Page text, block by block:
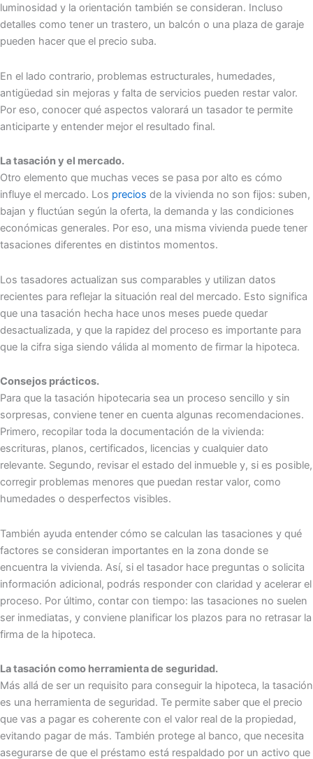
luminosidad y la orientación también se consideran. Incluso
detalles como tener un trastero, un balcón o una plaza de garaje
pueden hacer que el precio suba.
En el lado contrario, problemas estructurales, humedades,
antigüedad sin mejoras y falta de servicios pueden restar valor.
Por eso, conocer qué aspectos valorará un tasador te permite
anticiparte y entender mejor el resultado final.
La tasación y el mercado.
Otro elemento que muchas veces se pasa por alto es cómo
influye el mercado. Los precios de la vivienda no son fijos: suben,
bajan y fluctúan según la oferta, la demanda y las condiciones
económicas generales. Por eso, una misma vivienda puede tener
tasaciones diferentes en distintos momentos.
Los tasadores actualizan sus comparables y utilizan datos
recientes para reflejar la situación real del mercado. Esto significa
que una tasación hecha hace unos meses puede quedar
desactualizada, y que la rapidez del proceso es importante para
que la cifra siga siendo válida al momento de firmar la hipoteca.
Consejos prácticos.
Para que la tasación hipotecaria sea un proceso sencillo y sin
sorpresas, conviene tener en cuenta algunas recomendaciones.
Primero, recopilar toda la documentación de la vivienda:
escrituras, planos, certificados, licencias y cualquier dato
relevante. Segundo, revisar el estado del inmueble y, si es posible,
corregir problemas menores que puedan restar valor, como
humedades o desperfectos visibles.
También ayuda entender cómo se calculan las tasaciones y qué
factores se consideran importantes en la zona donde se
encuentra la vivienda. Así, si el tasador hace preguntas o solicita
información adicional, podrás responder con claridad y acelerar el
proceso. Por último, contar con tiempo: las tasaciones no suelen
ser inmediatas, y conviene planificar los plazos para no retrasar la
firma de la hipoteca.
La tasación como herramienta de seguridad.
Más allá de ser un requisito para conseguir la hipoteca, la tasación
es una herramienta de seguridad. Te permite saber que el precio
que vas a pagar es coherente con el valor real de la propiedad,
evitando pagar de más. También protege al banco, que necesita
asegurarse de que el préstamo está respaldado por un activo que